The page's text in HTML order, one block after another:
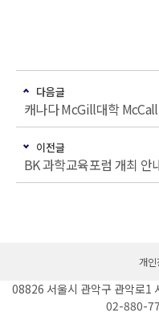
다음글
이전글
개인
08826 서울시 관악구 관악로1
02-880-